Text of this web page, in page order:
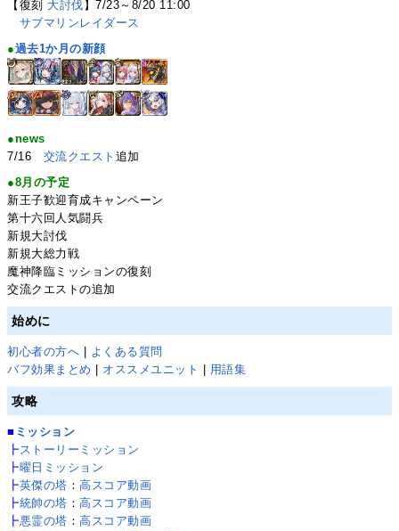
【復刻 大討伐 】7/23～8/20 11:00
サブマリンレイダース
●過去1か月の新顔
●news
7/16 交流クエスト 追加
●8月の予定
新王子歓迎育成キャンペーン
第十六回人気闘兵
新規大討伐
新規大総力戦
魔神降臨ミッションの復刻
交流クエストの追加
始めに
初心者の方へ
よくある質問
バフ効果まとめ
オススメユニット 用語集
攻略
■ ミッション
┣ストーリーミッション
┣曜日ミッション
┣英傑の塔 ：高スコア動画
┣統帥の塔 ：高スコア動画
┣悪霊の塔 ：高スコア動画